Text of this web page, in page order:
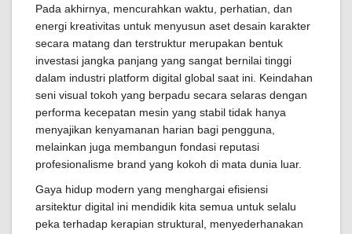
Pada akhirnya, mencurahkan waktu, perhatian, dan
energi kreativitas untuk menyusun aset desain karakter
secara matang dan terstruktur merupakan bentuk
investasi jangka panjang yang sangat bernilai tinggi
dalam industri platform digital global saat ini. Keindahan
seni visual tokoh yang berpadu secara selaras dengan
performa kecepatan mesin yang stabil tidak hanya
menyajikan kenyamanan harian bagi pengguna,
melainkan juga membangun fondasi reputasi
profesionalisme brand yang kokoh di mata dunia luar.
Gaya hidup modern yang menghargai efisiensi
arsitektur digital ini mendidik kita semua untuk selalu
peka terhadap kerapian struktural, menyederhanakan